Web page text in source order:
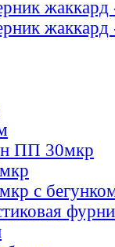
ПП 30мкр
с